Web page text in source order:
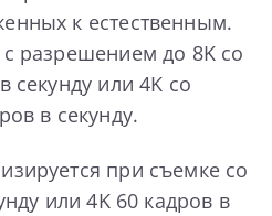
к естественным.
разрешением до 8K со
секунду или 4K со
в секунду.
при съемке со
или 4K 60 кадров в